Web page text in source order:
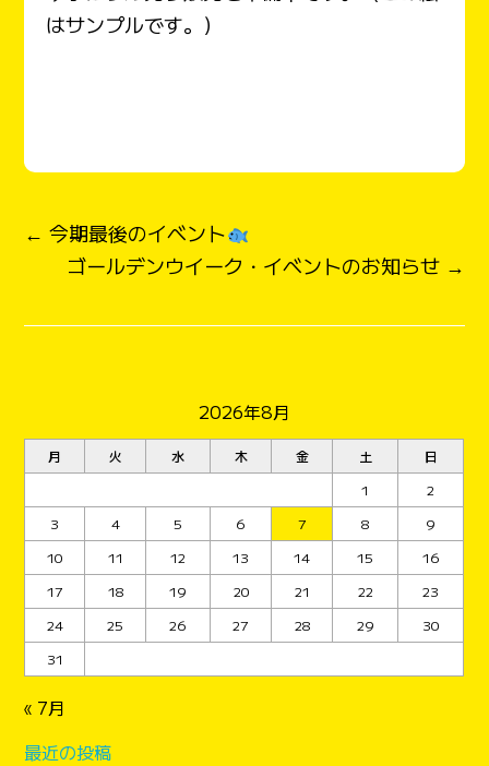
はサンプルです。）
← 今期最後のイベント
ゴールデンウイーク・イベントのお知らせ →
2026年8月
月 火 水 木 金 土
日
1
2
3
4 5 6 7 8
9
10
11 12 13 14 15
16
17
18 19 20 21 22
23
24
25 26 27 28 29
30
31
« 7月
最近の投稿